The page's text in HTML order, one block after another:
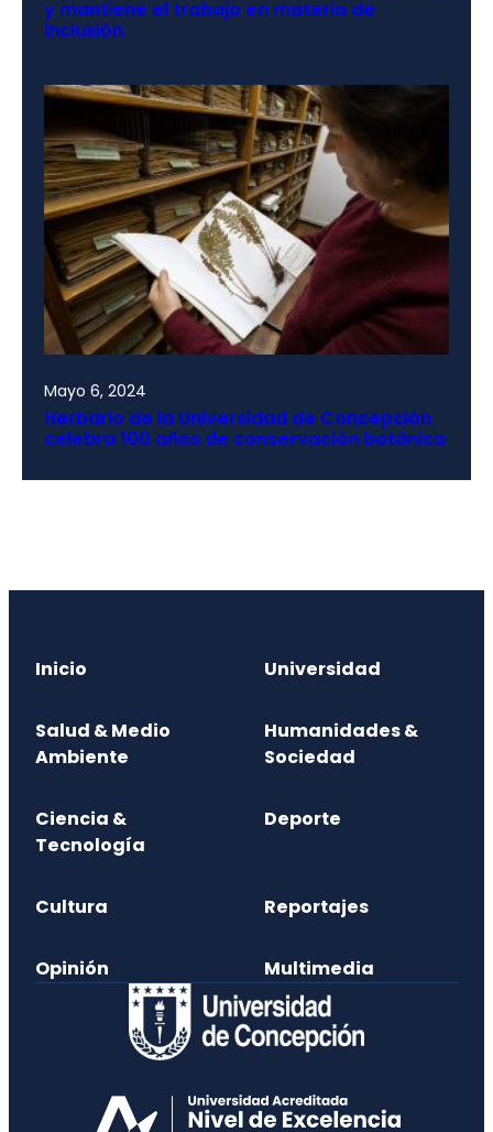
y mantiene el trabajo en materia de
inclusión
Mayo 6, 2024
Herbario de la Universidad de Concepción
celebra 100 años de conservación botánica
Inicio Universidad
Salud & Medio
Ambiente
Humanidades &
Sociedad
Ciencia &
Tecnología
Deporte
Cultura Reportajes
Opinión Multimedia